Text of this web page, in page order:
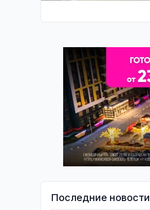
Последние новости